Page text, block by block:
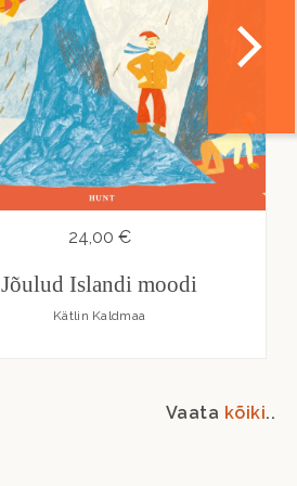
24,00 €
Jõulud Islandi moodi
Kätlin Kaldmaa
Vaata kõiki..